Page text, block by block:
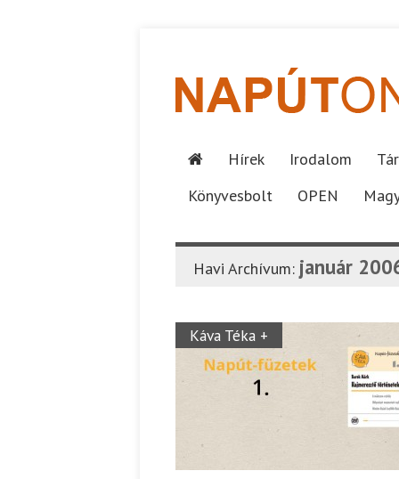
Hírek Irodalom
Könyvesbolt
OPEN
Havi Archívum: január
Káva Téka +